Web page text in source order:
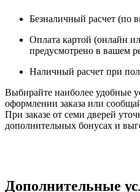
Безналичный расчет (по
Оплата картой (онлайн
предусмотрено в вашем
Наличный расчет при
Выбирайте наиболее удобные
оформлении заказа или
При заказе от семи дверей
дополнительных бонусах и
Дополнительные